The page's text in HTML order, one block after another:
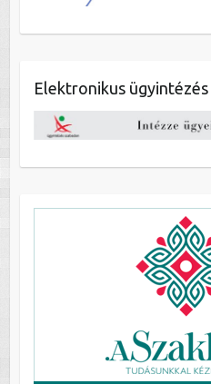
Elektronikus ügyintézés